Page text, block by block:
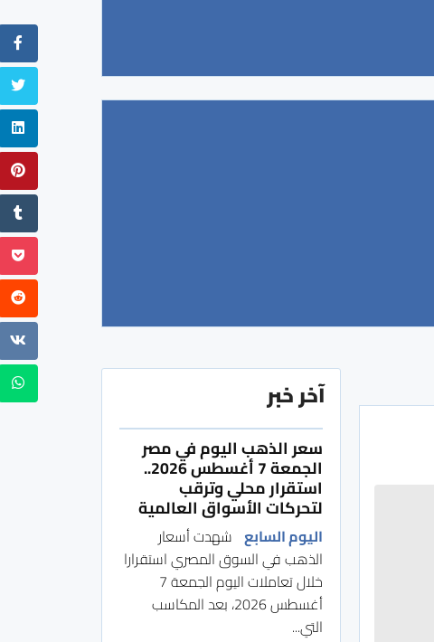
آخر خبر
سعر الذهب اليوم في مصر
الجمعة 7 أغسطس 2026..
استقرار محلي وترقب
لتحركات الأسواق العالمية
اليوم السابع شهدت أسعار
الذهب في السوق المصري استقرارا
خلال تعاملات اليوم الجمعة 7
أغسطس 2026، بعد المكاسب
التي...